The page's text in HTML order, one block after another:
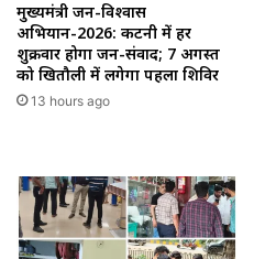
मुख्यमंत्री जन-विश्वास
अभियान-2026: कटनी में हर
शुक्रवार होगा जन-संवाद; 7 अगस्त
को खितौली में लगेगा पहला शिविर
13 hours ago